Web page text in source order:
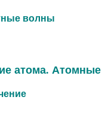
волны
атома.